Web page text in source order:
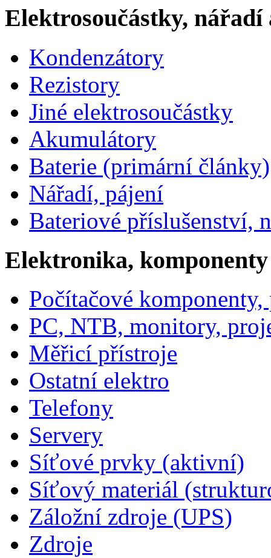
Elektrosoučástky, nářadí
Kondenzátory
Rezistory
Jiné elektrosoučástky
Akumulátory
Baterie (primární články)
Nářadí, pájení
Bateriové příslušenství,
Elektronika, komponenty
Počítačové
PC, NTB, monitory,
Měřicí přístroje
Ostatní elektro
Telefony
Servery
Síťové prvky (aktivní)
Síťový materiál
Záložní zdroje (UPS)
Zdroje